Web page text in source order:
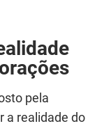
pela
a realidade do